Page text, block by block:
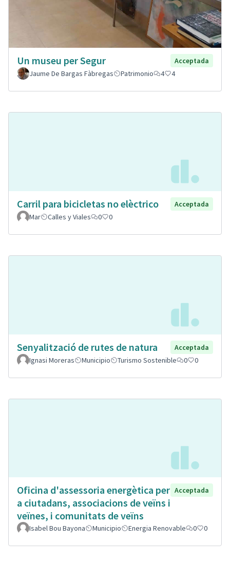
Un museu per Segur
Acceptada
Jaume De Bargas Fàbregas
Patrimonio 4 4
Carril para bicicletas no elèctrico
Acceptada
Mar
Calles y Viales 0 0
Senyalització de rutes de natura
Acceptada
Ignasi Moreras
Municipio Turismo Sostenible 0 0
Oficina d'assessoria energètica per
a ciutadans, associacions de veïns i
veïnes, i comunitats de veïns
Acceptada
Isabel Bou Bayona Municipio Energia Renovable 0 0